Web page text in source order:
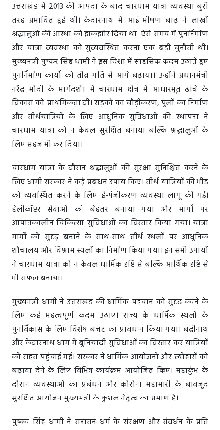
उत्तराखंड में 2013 की आपदा के बाद चारधाम यात्रा व्यवस्था बुरी
तरह प्रभावित हुई थी। केदारनाथ में आई भीषण बाढ़ ने लाखों
श्रद्धालुओं की आस्था को झकझोर दिया था। ऐसे समय में पुनर्निर्माण
और यात्रा व्यवस्था को सुव्यवस्थित करना एक बड़ी चुनौती थी।
मुख्यमंत्री पुष्कर सिंह धामी ने इस दिशा में साहसिक कदम उठाते हुए
पुनर्निर्माण कार्यों को तीव्र गति से आगे बढ़ाया। उन्होंने प्रधानमंत्री
नरेंद्र मोदी के मार्गदर्शन में चारधाम क्षेत्र में आधारभूत ढांचे के
विकास को प्राथमिकता दी। सड़कों का चौड़ीकरण, पुलों का निर्माण
और तीर्थयात्रियों के लिए आधुनिक सुविधाओं की स्थापना ने
चारधाम यात्रा को न केवल सुरक्षित बनाया बल्कि श्रद्धालुओं के
लिए सहज भी कर दिया।
चारधाम यात्रा के दौरान श्रद्धालुओं की सुरक्षा सुनिश्चित करने के
लिए धामी सरकार ने कड़े प्रबंधन उपाय किए। तीर्थ यात्रियों की भीड़
को व्यवस्थित करने के लिए ई-पंजीकरण व्यवस्था लागू की गई।
हेलीकॉप्टर सेवाओं को बेहतर बनाया गया और मार्गों पर
आपातकालीन चिकित्सा सुविधाओं का विस्तार किया गया। यात्रा
मार्गों को सुदृढ़ बनाने के साथ-साथ तीर्थ स्थलों पर आधुनिक
शौचालय और विश्राम स्थलों का निर्माण किया गया। इन सभी उपायों
ने चारधाम यात्रा को न केवल धार्मिक दृष्टि से बल्कि आर्थिक दृष्टि से
भी सफल बनाया।
मुख्यमंत्री धामी ने उत्तराखंड की धार्मिक पहचान को सुदृढ़ करने के
लिए कई महत्वपूर्ण कदम उठाए। राज्य के धार्मिक स्थलों के
पुनर्विकास के लिए विशेष बजट का प्रावधान किया गया। बद्रीनाथ
और केदारनाथ धाम में बुनियादी सुविधाओं का विस्तार कर यात्रियों
को राहत पहुंचाई गई। सरकार ने धार्मिक आयोजनों और त्योहारों को
बढ़ावा देने के लिए विभिन्न कार्यक्रम आयोजित किए। महाकुंभ के
दौरान व्यवस्थाओं का प्रबंधन और कोरोना महामारी के बावजूद
सुरक्षित आयोजन मुख्यमंत्री के कुशल नेतृत्व का प्रमाण है।
पुष्कर सिंह धामी ने सनातन धर्म के संरक्षण और संवर्धन के प्रति